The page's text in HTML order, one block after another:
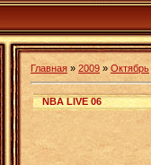
Главная » 2009 » Октябрь
NBA LIVE 06